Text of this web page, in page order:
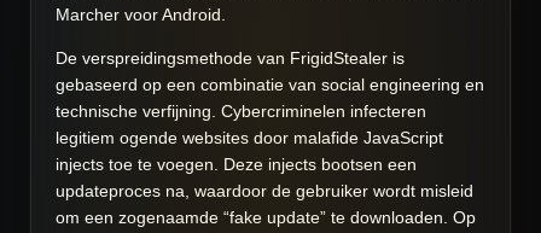
Marcher voor Android.
De verspreidingsmethode van FrigidStealer is
gebaseerd op een combinatie van social engineering en
technische verfijning. Cybercriminelen infecteren
legitiem ogende websites door malafide JavaScript
injects toe te voegen. Deze injects bootsen een
updateproces na, waardoor de gebruiker wordt misleid
om een zogenaamde “fake update” te downloaden. Op